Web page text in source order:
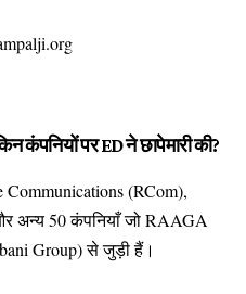
कंपनियों पर ED ने छापेमारी की?
(RCom),
अन्य 50 कंपनियाँ जो RAAGA
Group) से जुड़ी हैं।